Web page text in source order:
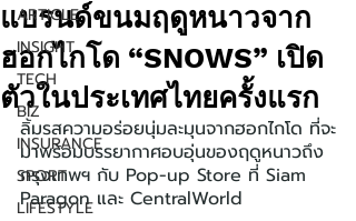
ARTICLE
INSIGHT
TECH
BIZ
INSURANCE
SPORT
LIFESTYLE
แบรนด์ขนมฤดูหนาวจาก
ฮอกไกโด “SNOWS” เปิด
ตัวในประเทศไทยครั้งแรก
ลิ้มรสความอร่อยนุ่มละมุนจากฮอกไกโด ที่จะ
มาพร้อมบรรยากาศอบอุ่นของฤดูหนาวถึง
กรุงเทพฯ กับ Pop-up Store ที่ Siam
Paragon และ CentralWorld